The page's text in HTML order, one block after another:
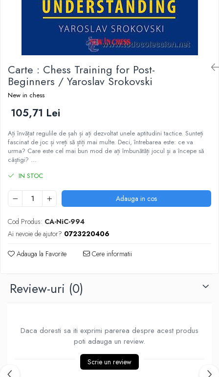
Instruire Generala
Lemn De Boxwood
Lemn De Carpen (hornbeam)
Lemn De Sheesham
Piese de sah DGT
Piese Din Lemn
Piese Din Plastic
Piese rezerva
Piese sah electronice
Piese sah electronice
Piese Sah Tematice
Piese Sah Tematice Din Metal
Puzzle
Seturi Sah
Carte : Chess Training for Post-
Beginners / Yaroslav Srokovski
New in chess
105,71 Lei
Ați învățat regulile de șah și ați dezvoltat unele aptitudini tactice. Sunteți
fascinat de joc și vreți să știți mai multe. Deci, întrebarea este: ce va
urma? Care este cel mai bun mod de ați îmbunătăți jocul și a începe să
câștigi? ...
IN STOC
Adauga in cos
Cod Produs: CA-NiC-994
Ai nevoie de ajutor? 0723220406
Adauga la Favorite Cere informatii
Review-uri (0)
Daca doresti sa iti exprimi parerea despre acest produs
poti adauga un review.
Scrie un review